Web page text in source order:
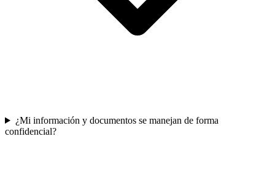
¿Mi información y documentos se manejan de forma
confidencial?